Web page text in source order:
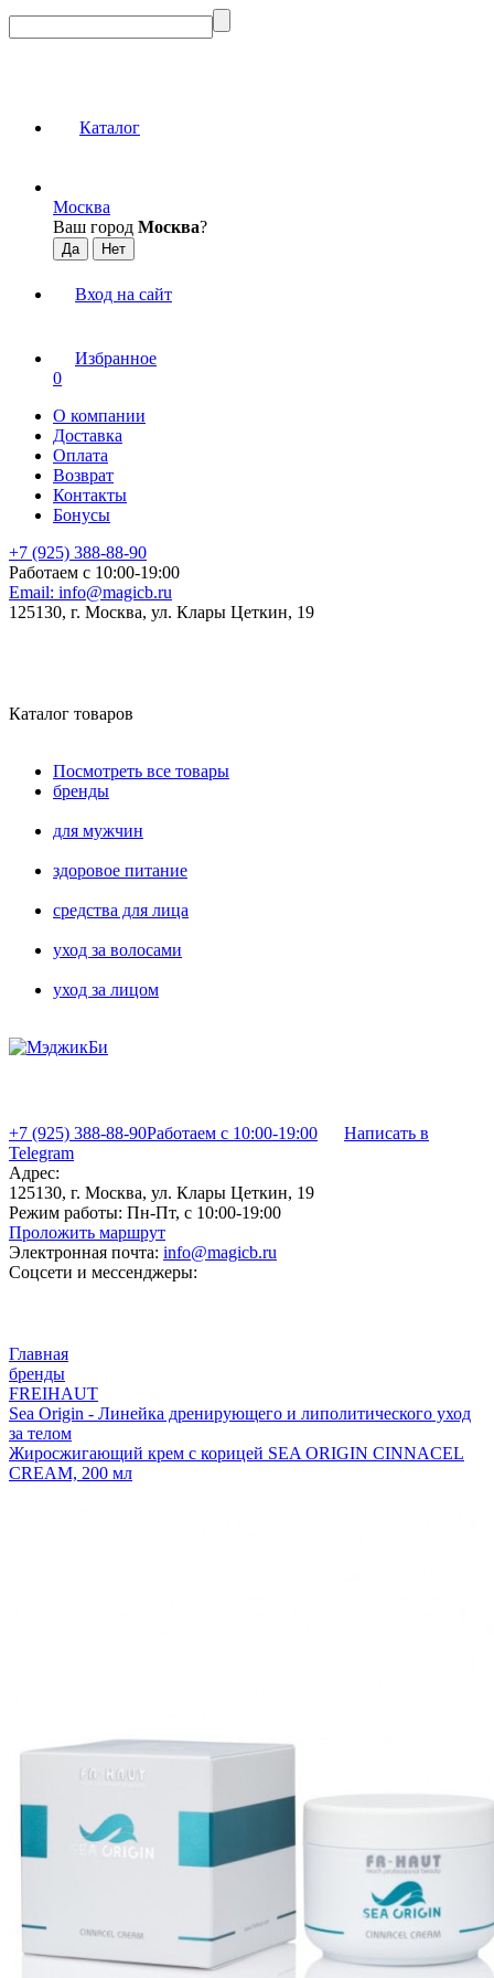
Каталог
Москва
Ваш город Москва?
Вход на сайт
Избранное
0
О компании
Доставка
Оплата
Возврат
Контакты
Бонусы
+7 (925) 388-88-90
Работаем с 10:00-19:00
Email: info@magicb.ru
125130, г. Москва, ул. Клары Цеткин, 19
Каталог товаров
Посмотреть все товары
бренды
для мужчин
здоровое питание
средства для лица
уход за волосами
уход за лицом
+7 (925) 388-88-90Работаем с 10:00-19:00
Написать в
Telegram
Адрес:
125130, г. Москва, ул. Клары Цеткин, 19
Режим работы: Пн-Пт, с 10:00-19:00
Проложить маршрут
Электронная почта: info@magicb.ru
Соцсети и мессенджеры:
Главная
бренды
FREIHAUT
Sea Origin - Линейка дренирующего и липолитического уход
за телом
Жиросжигающий крем с корицей SEA ORIGIN CINNACEL
CREAM, 200 мл